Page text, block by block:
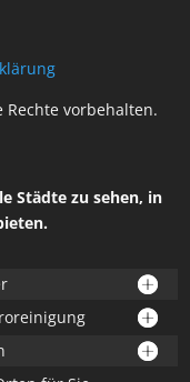
Rechte vorbehalten.
Städte zu sehen, in